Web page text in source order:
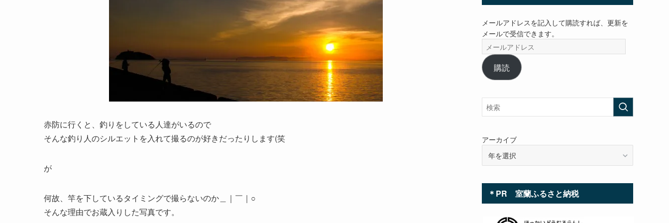
赤防に行くと、釣りをしている人達がいるので
そんな釣り人のシルエットを入れて撮るのが好きだったりします(笑
が
何故、竿を下しているタイミングで撮らないのか＿｜￣｜○
そんな理由でお蔵入りした写真です。
メールアドレスを記入して購読すれば、更新を
メールで受信できます。
ー
ル
ア
レ
ス
購読
アーカイブ
＊PR 室蘭ふるさと納税